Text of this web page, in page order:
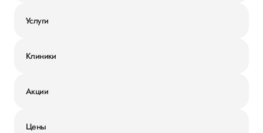
Услуги
Клиники
Акции
Цены